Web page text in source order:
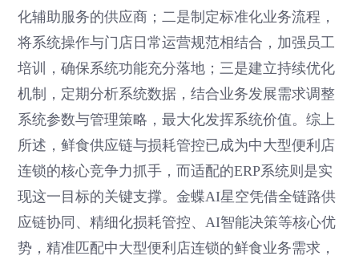
化辅助服务的供应商；二是制定标准化业务流程，
将系统操作与门店日常运营规范相结合，加强员工
培训，确保系统功能充分落地；三是建立持续优化
机制，定期分析系统数据，结合业务发展需求调整
系统参数与管理策略，最大化发挥系统价值。综上
所述，鲜食供应链与损耗管控已成为中大型便利店
连锁的核心竞争力抓手，而适配的ERP系统则是实
现这一目标的关键支撑。金蝶AI星空凭借全链路供
应链协同、精细化损耗管控、AI智能决策等核心优
势，精准匹配中大型便利店连锁的鲜食业务需求，